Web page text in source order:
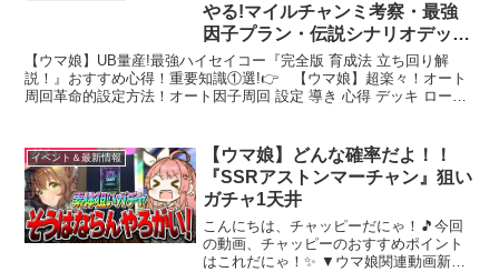
やる!マイルチャンミ考察・最強
因子プラン・伝説シナリオデッキ
編成・オート因子周回/設定【ウ
マ娘プリティーダービー 新シナ
リオ ハイセイコールートアーモ
【ウマ娘】UB量産!最強ハイセイコー『完全版 育成法 立ち回り解
説！』おすすめ心得！重要知識①選!👉 【ウマ娘】超楽々！オート
周回革命的設定方法！オート因子周回 設定 導き 心得 デッキ ローテ
イベント＆最新情報
【ウマ娘】どんな確率だよ！！
『SSRアストンマーチャン』狙い
ガチャ1天井
こんにちは、チャッピーだにゃ！🎵今回
の動画、チャッピーのおすすめポイント
はこれだにゃ！✨ ▼ウマ娘関連動画新シ